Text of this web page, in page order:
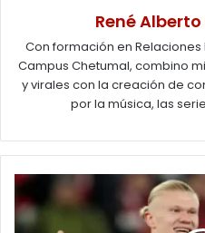
René
Con formación en Relaciones
Campus Chetumal, combino
y virales con la creación de
por la música, las
Erling
Haaland
llega